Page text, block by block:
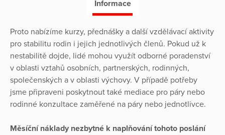
Informace
Proto nabízíme kurzy, přednášky a další vzdělávací aktivity
pro stabilitu rodin i jejich jednotlivých členů. Pokud už k
nestabilitě dojde, lidé mohou využít odborné poradenství
v oblasti vztahů osobních, partnerských, rodinných,
společenských a v oblasti výchovy. V případě potřeby
jsme připraveni poskytnout také mediace pro páry nebo
rodinné konzultace zaměřené na páry nebo jednotlivce.
Měsíční náklady nezbytné k naplňování tohoto poslání